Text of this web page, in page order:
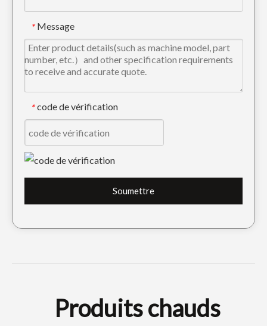
* Message
* code de vérification
Soumettre
Produits chauds